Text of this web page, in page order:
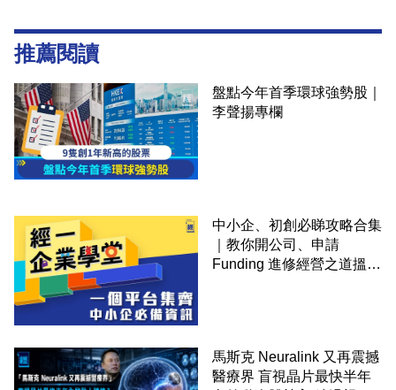
推薦閱讀
盤點今年首季環球強勢股｜
李聲揚專欄
中小企、初創必睇攻略合集
｜教你開公司、申請
Funding 進修經營之道搵大
馬斯克 Neuralink 又再震撼
醫療界 盲視晶片最快半年